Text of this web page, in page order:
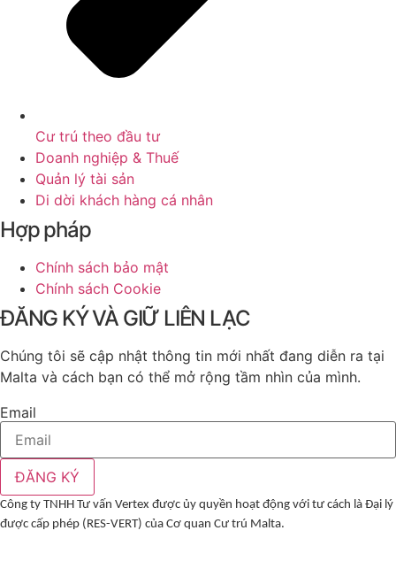
Cư trú theo đầu tư
Doanh nghiệp & Thuế
Quản lý tài sản
Di dời khách hàng cá nhân
Hợp pháp
Chính sách bảo mật
Chính sách Cookie
ĐĂNG KÝ VÀ GIỮ LIÊN LẠC
Chúng tôi sẽ cập nhật thông tin mới nhất đang diễn ra tại
Malta và cách bạn có thể mở rộng tầm nhìn của mình.
Email
ĐĂNG KÝ
Công ty TNHH Tư vấn Vertex được ủy quyền hoạt động với tư cách là Đại lý
được cấp phép (RES-VERT) của Cơ quan Cư trú Malta.